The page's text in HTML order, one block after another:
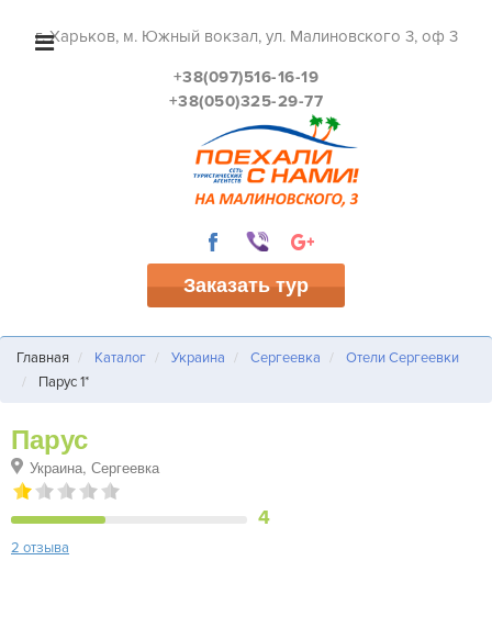
г. Харьков, м. Южный вокзал, ул. Малиновского 3, оф 3
+38(097)516-16-19
+38(050)325-29-77
Заказать тур
Главная Каталог Украина Сергеевка
Отели Сергеевки
Парус 1*
Парус
Украина, Сергеевка
4
2 отзыва